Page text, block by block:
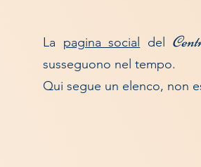
La pagina social del
susseguono nel tempo.
Qui segue un elenco, non